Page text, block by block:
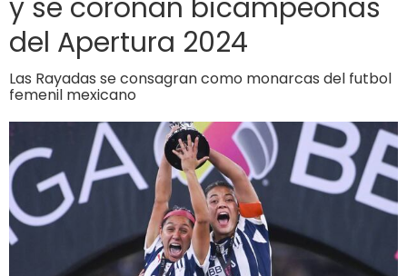
y se coronan bicampeonas
del Apertura 2024
Las Rayadas se consagran como monarcas del futbol
femenil mexicano